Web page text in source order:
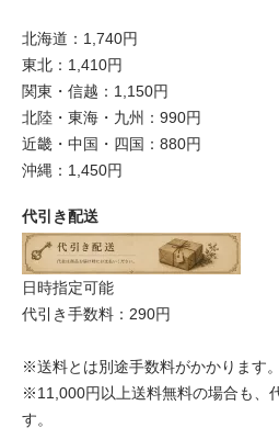
北海道：1,740円
東北：1,410円
関東・信越：1,150円
北陸・東海・九州：990円
近畿・中国・四国：880円
沖縄：1,450円
代引き配送
日時指定可能
代引き手数料：290円
※送料とは別途手数料がかかります。
※11,000円以上送料無料の場合も、
す。